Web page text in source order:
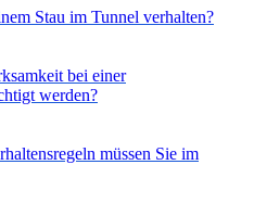
Stau im Tunnel verhalten?
bei einer
werden?
müssen Sie im